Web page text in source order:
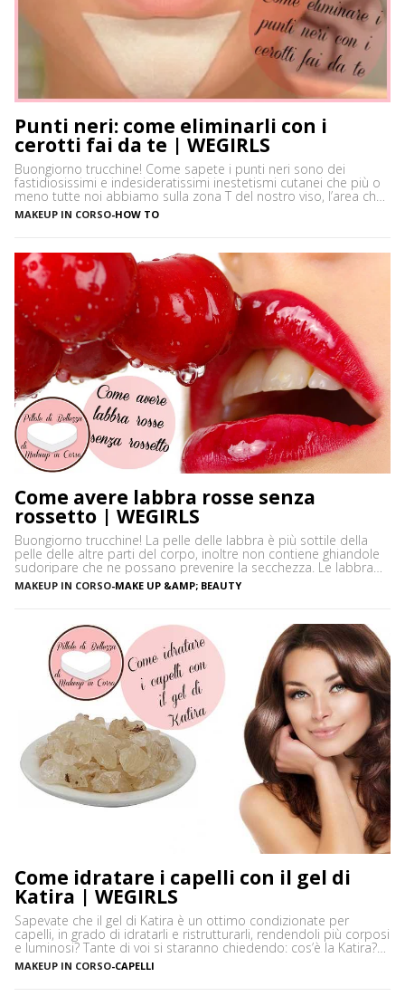
Punti neri: come eliminarli con i
cerotti fai da te | WEGIRLS
Buongiorno trucchine! Come sapete i punti neri sono dei
fastidiosissimi e indesideratissimi inestetismi cutanei che più o
meno tutte noi abbiamo sulla zona T del nostro viso, l’area che
è più spesso vittima di impurità e alterazioni del pH della pelle,
soprattutto se si ha la pelle grassa e non si usano prodotti
MAKEUP IN CORSO-HOW TO
Come avere labbra rosse senza
rossetto | WEGIRLS
Buongiorno trucchine! La pelle delle labbra è più sottile della
pelle delle altre parti del corpo, inoltre non contiene ghiandole
sudoripare che ne possano prevenire la secchezza. Le labbra
sono sensibili alle aggressioni ambientali e spesso possono
diventare scure o sbiadite soprattutto a causa dell’esposizione
MAKEUP IN CORSO-MAKE UP &AMP; BEAUTY
Come idratare i capelli con il gel di
Katira | WEGIRLS
Sapevate che il gel di Katira è un ottimo condizionate per
capelli, in grado di idratarli e ristrutturarli, rendendoli più corposi
e luminosi? Tante di voi si staranno chiedendo: cos’è la Katira?
La Katira o Gomma Adragante è una resina gelificante naturale
ottenuta dalla linfa essiccata di Astragalus gummifer, un piccolo
MAKEUP IN CORSO-CAPELLI